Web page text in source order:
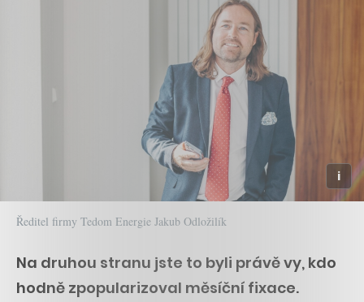
Ředitel firmy Tedom Energie Jakub Odložilík
Na druhou stranu jste to byli právě vy, kdo
hodně zpopularizoval měsíční fixace.